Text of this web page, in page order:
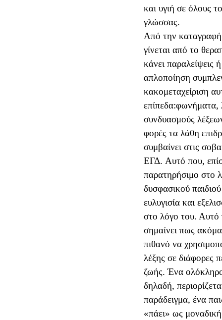
και υγιή σε όλους
γλώσσας.
Από την καταγραφή
γίνεται από το
κάνει παραλείψεις
απλοποίηση
κακομεταχείριση
επίπεδα׃ φωνήματα, λέξεις , συμπλέγματα,
συνδυασμούς
φορές τα λάθη
συμβαίνει στις
ΕΓΔ. Αυτό που,
παρατηρήσιμο στο
δυσφασικού
ευλυγισία και
στο λόγο του.
σημαίνει πως ακόμα
πιθανό να
λέξης σε διάφορες
ζωής. Ένα
δηλαδή,
παράδειγμα, ένα
«πάει» ως